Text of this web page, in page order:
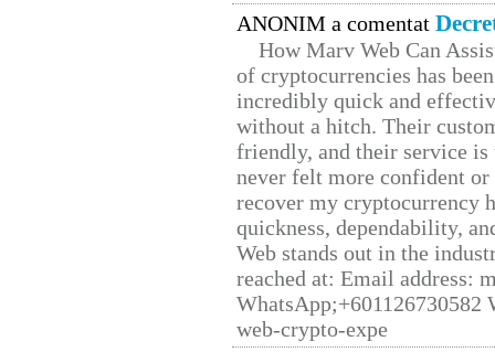
ANONIM a comentat
How Marv Web Can
of cryptocurrencies has
incredibly quick and
without a hitch. Their
friendly, and their service
never felt more confident
recover my cryptocurrency
quickness, dependability,
Web stands out in the
reached at: Email address:
web-crypto-expe